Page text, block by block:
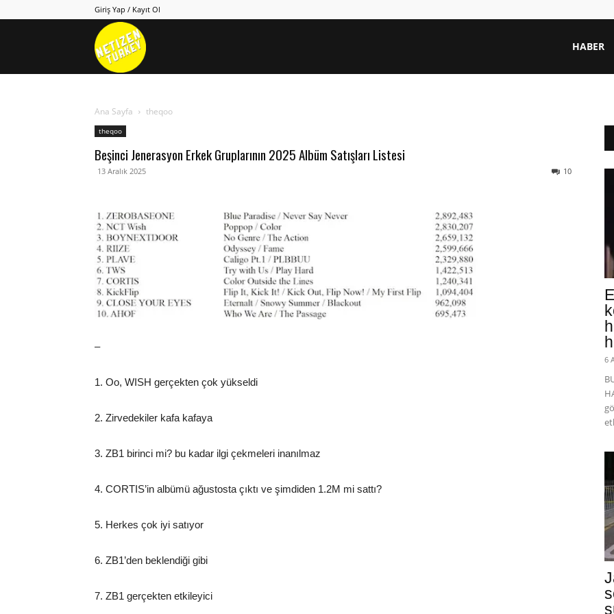
Giriş Yap / Kayıt Ol
Netizen HABER
Ana Sayfa theqoo
theqoo
Beşinci Jenerasyon Erkek Gruplarının 2025 Albüm Satışları Listesi
13 Aralık 2025 10
–
1. Oo, WISH gerçekten çok yükseldi
2. Zirvedekiler kafa kafaya
3. ZB1 birinci mi? bu kadar ilgi çekmeleri inanılmaz
4. CORTIS’in albümü ağustosta çıktı ve şimdiden 1.2M mi sattı?
5. Herkes çok iyi satıyor
6. ZB1’den beklendiği gibi
7. ZB1 gerçekten etkileyici
6